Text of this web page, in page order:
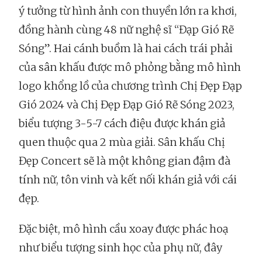
ý tưởng từ hình ảnh con thuyền lớn ra khơi,
đồng hành cùng 48 nữ nghệ sĩ “Đạp Gió Rẽ
Sóng”. Hai cánh buồm là hai cách trái phải
của sân khấu được mô phỏng bằng mô hình
logo khổng lồ của chương trình Chị Đẹp Đạp
Gió 2024 và Chị Đẹp Đạp Gió Rẽ Sóng 2023,
biểu tượng 3-5-7 cách điệu được khán giả
quen thuộc qua 2 mùa giải. Sân khấu Chị
Đẹp Concert sẽ là một không gian đậm đà
tính nữ, tôn vinh và kết nối khán giả với cái
đẹp.
Đặc biệt, mô hình cầu xoay được phác hoạ
như biểu tượng sinh học của phụ nữ, đây